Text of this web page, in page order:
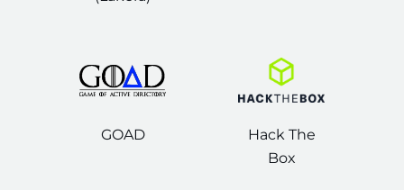
GOAD
Hack The
Box